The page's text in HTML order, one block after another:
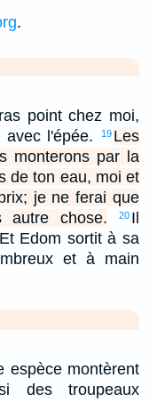
.
point chez moi,
l'épée.
19 Les
monterons par la
de ton eau, moi et
je ne ferai que
autre chose.
20 Il
Edom sortit à sa
et à main
espèce montèrent
des troupeaux